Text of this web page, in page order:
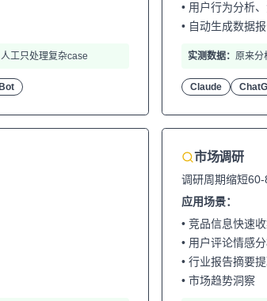
工只处理复杂case
• 用户行为分析
• 自动生成数据
实测数据： 原来分
Claude
市场调研
调研周期缩短60-
应用场景：
• 竞品信息快速
• 用户评论情感
• 行业报告摘要
• 市场趋势洞察